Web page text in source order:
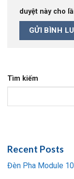
duyệt này cho
Tìm kiếm
Recent Posts
Đèn Pha Module